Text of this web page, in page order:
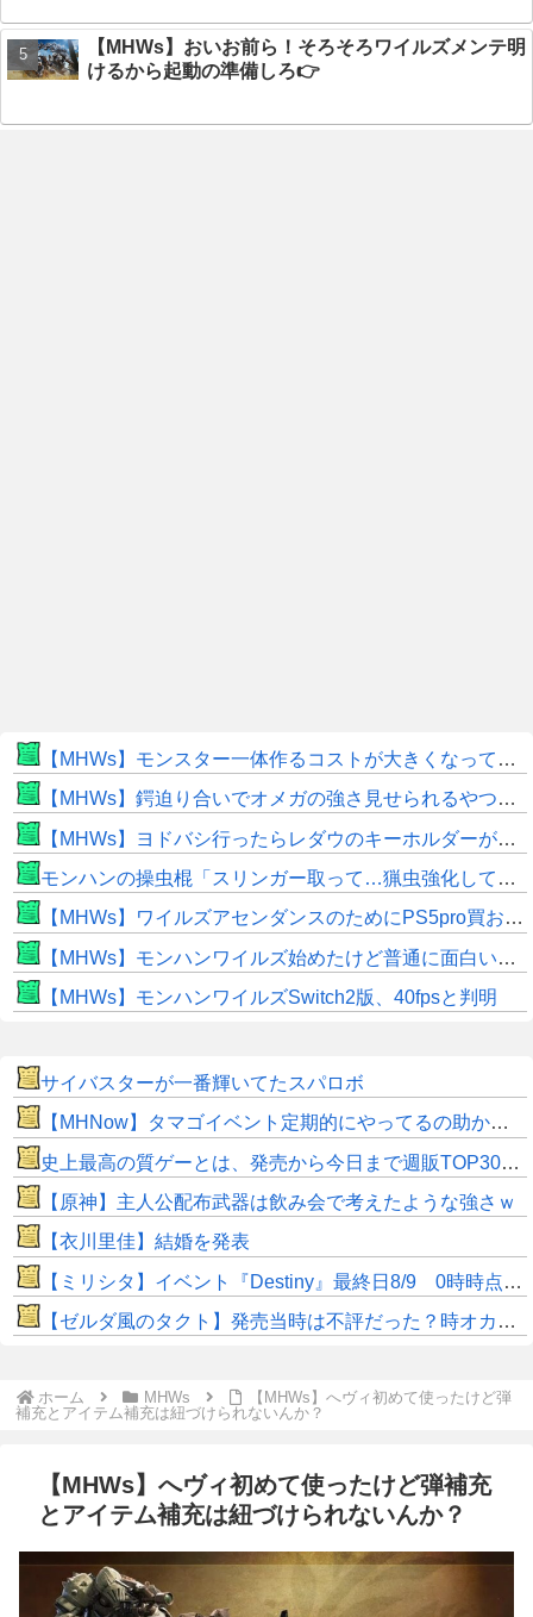
【MHWs】おいお前ら！そろそろワイルズメンテ明
けるから起動の準備しろ👉
【MHWs】モンスター一体作るコストが大きくなっている昨今でこそ亜種に頼るべきだよな
【MHWs】鍔迫り合いでオメガの強さ見せられるやつ一番すき
【MHWs】ヨドバシ行ったらレダウのキーホルダーが100円で売ってて草
モンハンの操虫棍「スリンガー取って…猟虫強化して…エキス取って… よし、戦うぞ」←これ
【MHWs】ワイルズアセンダンスのためにPS5pro買おうとしたら転売価格ばかりじゃねーか
【MHWs】モンハンワイルズ始めたけど普通に面白いじゃん
【MHWs】モンハンワイルズSwitch2版、40fpsと判明
サイバスターが一番輝いてたスパロボ
【MHNow】タマゴイベント定期的にやってるの助かるよね
史上最高の質ゲーとは、発売から今日まで週販TOP30以内に居るあつ森、スマブラSP、マイクラ、マリカ8DX
【原神】主人公配布武器は飲み会で考えたような強さｗ
【衣川里佳】結婚を発表
【ミリシタ】イベント『Destiny』最終日8/9 0時時点でのポイント、ハイスコアのボーダー
【ゼルダ風のタクト】発売当時は不評だった？時オカから激変したキャラデザに「なんじゃこりゃ」
ホーム MHWs
【MHWs】へヴィ初めて使ったけど弾
補充とアイテム補充は紐づけられないんか？
【MHWs】へヴィ初めて使ったけど弾補充
とアイテム補充は紐づけられないんか？